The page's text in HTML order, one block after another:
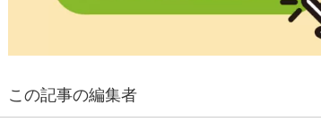
この記事の編集者